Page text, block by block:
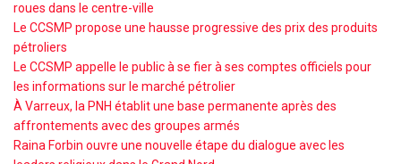
roues dans le centre-ville
Le CCSMP propose une hausse progressive des prix des produits
pétroliers
Le CCSMP appelle le public à se fier à ses comptes officiels pour
les informations sur le marché pétrolier
À Varreux, la PNH établit une base permanente après des
affrontements avec des groupes armés
Raina Forbin ouvre une nouvelle étape du dialogue avec les